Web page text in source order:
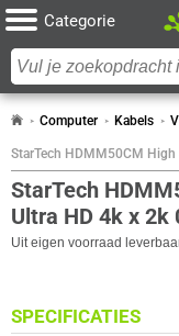
Categorie
Computer Kabels
StarTech HDMM50CM
StarTech
Ultra HD 4k x 2k
Uit eigen voorraad
SPECIFICATIES